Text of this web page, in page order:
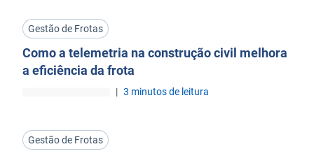
Gestão de Frotas
Como a telemetria na construção civil melhora
a eficiência da frota
| 3 minutos de leitura
Gestão de Frotas